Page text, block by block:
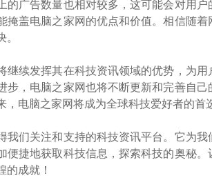
的广告数量也相对较多，这可能会对用户
掩盖电脑之家网的优点和价值。相信随
继续发挥其在科技资讯领域的优势，为
步，电脑之家网也将不断更新和完善自
电脑之家网将成为全球科技爱好者的首
我们关注和支持的科技资讯平台。它为
便捷地获取科技信息，探索科技的奥秘
成就！